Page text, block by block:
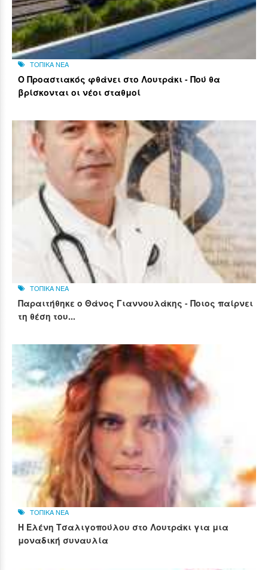
ΤΟΠΙΚΑ ΝΕΑ
Ο Προαστιακός φθάνει στο Λουτράκι - Πού θα
βρίσκονται οι νέοι σταθμοί
ΤΟΠΙΚΑ ΝΕΑ
Παραιτήθηκε ο Θάνος Γιαννουλάκης - Ποιος παίρνει
τη θέση του...
ΤΟΠΙΚΑ ΝΕΑ
Η Ελένη Τσαλιγοπούλου στο Λουτράκι για μια
μοναδική συναυλία